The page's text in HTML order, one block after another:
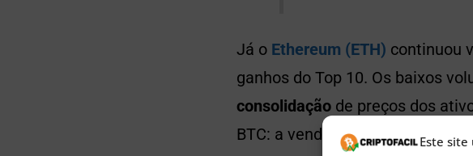
Este
Já o Ethereum (ETH) continuou
ganhos do Top 10. Os baixos
consolidação de preços dos
BTC: a venda por parte de